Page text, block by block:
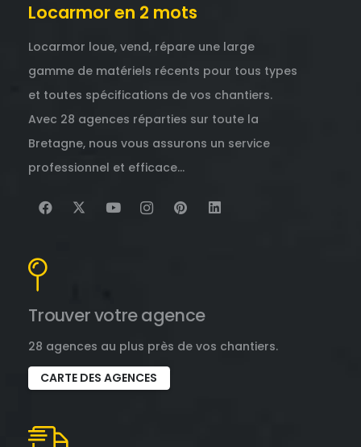
Locarmor en 2 mots
Locarmor loue, vend, répare une large
gamme de matériels récents pour tous types
et toutes spécifications de vos chantiers.
Avec 28 agences réparties sur toute la
Bretagne, nous vous assurons un service
professionnel et efficace…
Trouver votre agence
28 agences au plus près de vos chantiers.
CARTE DES AGENCES